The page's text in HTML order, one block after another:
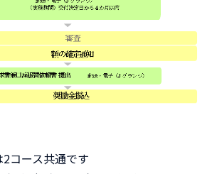
コース共通です